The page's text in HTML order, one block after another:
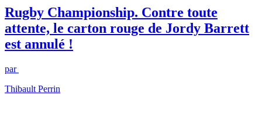
Rugby Championship. Contre toute
attente, le carton rouge de Jordy Barrett
est annulé !
par
Thibault Perrin